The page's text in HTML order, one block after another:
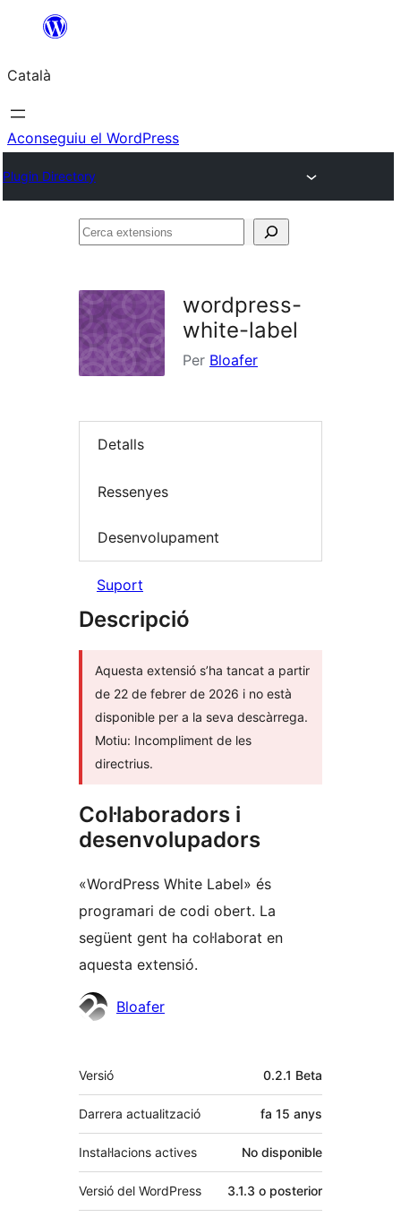
contingut
Català
Aconseguiu el WordPress
Plugin Directory
Cerca
wordpress-
white-label
Per Bloafer
Detalls
Ressenyes
Desenvolupament
Suport
Descripció
Aquesta extensió s’ha tancat a partir
de 22 de febrer de 2026 i no està
disponible per a la seva descàrrega.
Motiu: Incompliment de les
directrius.
Col·laboradors i
desenvolupadors
«WordPress White Label» és
programari de codi obert. La
següent gent ha col·laborat en
aquesta extensió.
Col·laboradors
Bloafer
Meta
Versió 0.2.1 Beta
Darrera actualització fa 15 anys
Instal·lacions actives No disponible
Versió del WordPress 3.1.3 o posterior